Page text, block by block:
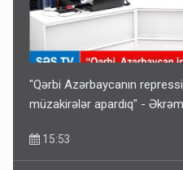
"Qərbi Azərbaycanın
müzakirələr apardıq" -
15:53